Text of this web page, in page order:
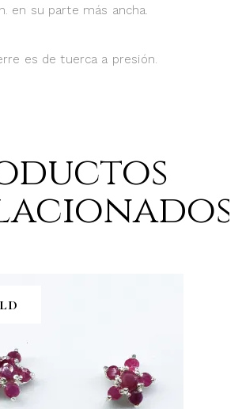
en su parte más ancha.
es de tuerca a presión.